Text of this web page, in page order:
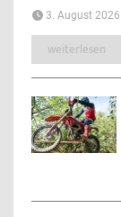
3. August 2026
weiterlesen